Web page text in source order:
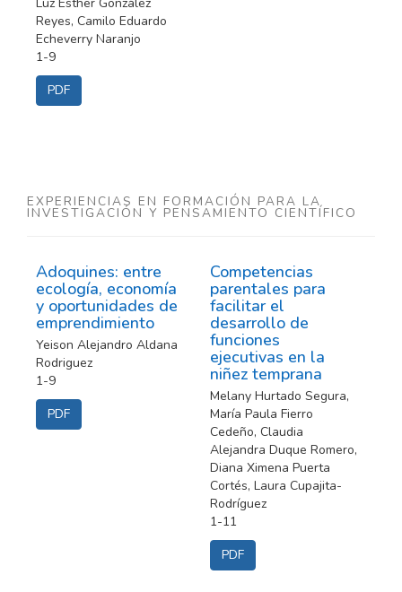
Luz Esther González
Reyes, Camilo Eduardo
Echeverry Naranjo
1-9
PDF
EXPERIENCIAS EN FORMACIÓN PARA LA
INVESTIGACIÓN Y PENSAMIENTO CIENTÍFICO
Adoquines: entre
ecología, economía
y oportunidades de
emprendimiento
Yeison Alejandro Aldana
Rodriguez
1-9
PDF
Competencias
parentales para
facilitar el
desarrollo de
funciones
ejecutivas en la
niñez temprana
Melany Hurtado Segura,
María Paula Fierro
Cedeño, Claudia
Alejandra Duque Romero,
Diana Ximena Puerta
Cortés, Laura Cupajita-
Rodríguez
1-11
PDF